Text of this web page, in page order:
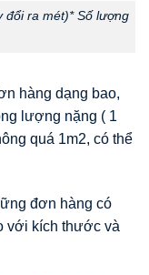
đổi ra mét)* Số lượng
hàng dạng bao,
lượng nặng ( 1
quá 1m2, có thể
đơn hàng có
với kích thước và